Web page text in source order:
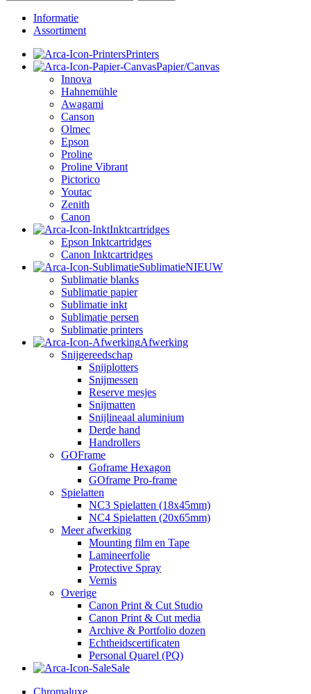
Informatie
Assortiment
Printers
Papier/canvas
Innova
Hahnemühle
Awagami
Canson
Olmec
Epson
Proline
Proline Vibrant
Pictorico
Youtac
Zenith
Canon
Inktcartridges
Epson Inktcartridges
Canon Inktcartridges
SublimatieNIEUW
Sublimatie blanks
Sublimatie papier
Sublimatie inkt
Sublimatie persen
Sublimatie printers
Afwerking
Snijgereedschap
Snijplotters
Snijmessen
Reserve mesjes
Snijmatten
Snijlineaal aluminium
Derde hand
Handrollers
GOFrame
Goframe Hexagon
GOframe Pro-frame
Spielatten
NC3 Spielatten (18x45mm)
NC4 Spielatten (20x65mm)
Meer afwerking
Mounting film en Tape
Lamineerfolie
Protective Spray
Vernis
Overige
Canon Print & Cut Studio
Canon Print & Cut media
Archive & Portfolio dozen
Echtheidscertificaten
Personal Quarel (PQ)
Sale
Chromaluxe